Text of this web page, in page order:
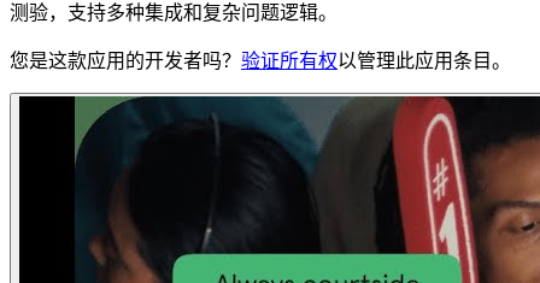
测验，支持多种集成和复杂问题逻辑。
您是这款应用的开发者吗？ 验证所有权以管理此应用条目。